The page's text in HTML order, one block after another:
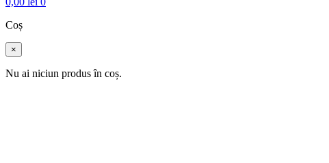
Coș
×
Nu ai niciun produs în coș.